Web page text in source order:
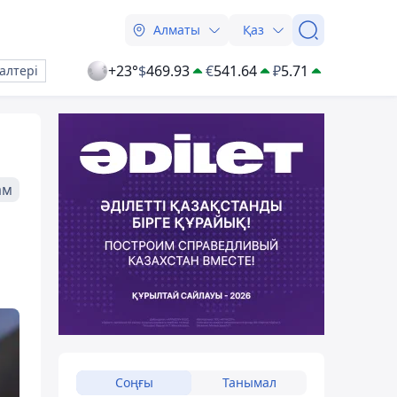
Алматы Қаз
+23°$469.93 €541.64 ₽5.71
Соңғы Танымал